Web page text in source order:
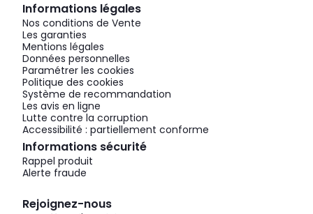
Informations légales
Nos conditions de Vente
Les garanties
Mentions légales
Données personnelles
Paramétrer les cookies
Politique des cookies
Système de recommandation
Les avis en ligne
Lutte contre la corruption
Accessibilité : partiellement conforme
Informations sécurité
Rappel produit
Alerte fraude
Rejoignez-nous